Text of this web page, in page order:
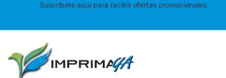
Suscríbete aquí para recibir ofertas promocionales.